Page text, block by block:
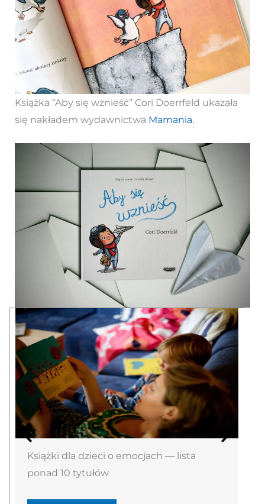
Książka “Aby się wznieść” Cori Doerrfeld ukazała
się nakładem wydawnictwa Mamania.
Książki dla dzieci o emocjach — lista
ponad 10 tytułów